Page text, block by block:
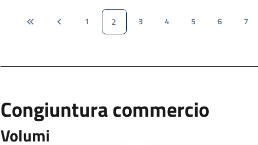
1 2 3 4 5 6 7
Congiuntura commercio
Volumi